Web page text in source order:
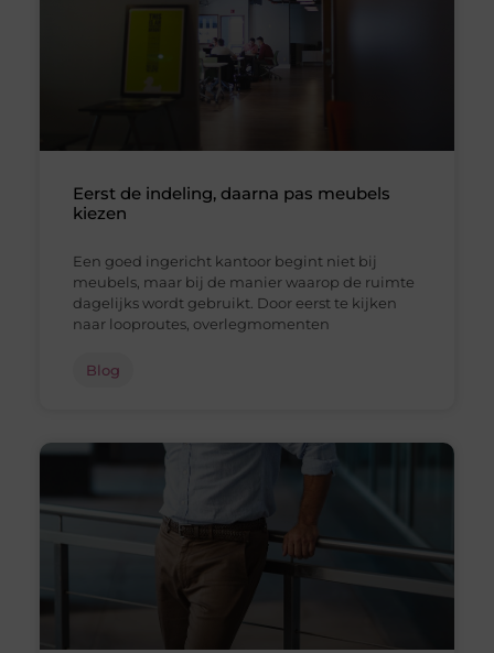
Eerst de indeling, daarna pas meubels
kiezen
Een goed ingericht kantoor begint niet bij
meubels, maar bij de manier waarop de ruimte
dagelijks wordt gebruikt. Door eerst te kijken
naar looproutes, overlegmomenten
Blog